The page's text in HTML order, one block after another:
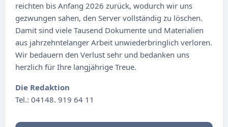
reichten bis Anfang 2026 zurück, wodurch wir uns
gezwungen sahen, den Server vollständig zu löschen.
Damit sind viele Tausend Dokumente und Materialien
aus jahrzehntelanger Arbeit unwiederbringlich verloren.
Wir bedauern den Verlust sehr und bedanken uns
herzlich für Ihre langjährige Treue.
Die Redaktion
Tel.: 04148. 919 64 11